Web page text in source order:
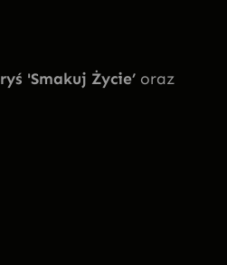
'Smakuj Życie’ oraz